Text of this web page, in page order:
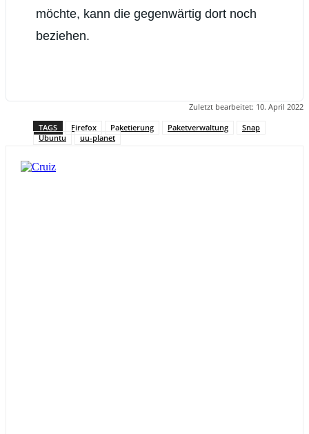
möchte, kann die gegenwärtig dort noch
beziehen.
Zuletzt bearbeitet: 10. April 2022
TAGS Firefox Paketierung Paketverwaltung
Snap
Ubuntu
uu-planet